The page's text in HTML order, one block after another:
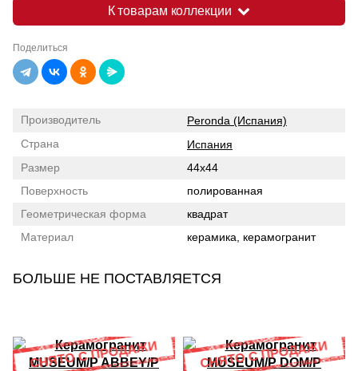
К товарам коллекции
Поделиться
Производитель
Peronda (Испания)
Страна
Испания
Размер
44x44
Поверхность
полированная
Геометрическая форма
квадрат
Материал
керамика, керамогранит
БОЛЬШЕ НЕ ПОСТАВЛЯЕТСЯ